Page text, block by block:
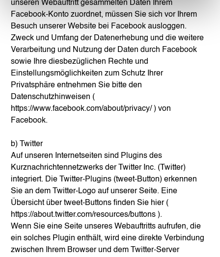
unseren Webauftritt gesammelten Daten Ihrem
Facebook-Konto zuordnet, müssen Sie sich vor Ihrem
Besuch unserer Website bei Facebook ausloggen.
Zweck und Umfang der Datenerhebung und die weitere
Verarbeitung und Nutzung der Daten durch Facebook
sowie Ihre diesbezüglichen Rechte und
Einstellungsmöglichkeiten zum Schutz Ihrer
Privatsphäre entnehmen Sie bitte den
Datenschutzhinweisen (
https://www.facebook.com/about/privacy/ ) von
Facebook.
b) Twitter
Auf unseren Internetseiten sind Plugins des
Kurznachrichtennetzwerks der Twitter Inc. (Twitter)
integriert. Die Twitter-Plugins (tweet-Button) erkennen
Sie an dem Twitter-Logo auf unserer Seite. Eine
Übersicht über tweet-Buttons finden Sie hier (
https://about.twitter.com/resources/buttons ).
Wenn Sie eine Seite unseres Webauftritts aufrufen, die
ein solches Plugin enthält, wird eine direkte Verbindung
zwischen Ihrem Browser und dem Twitter-Server